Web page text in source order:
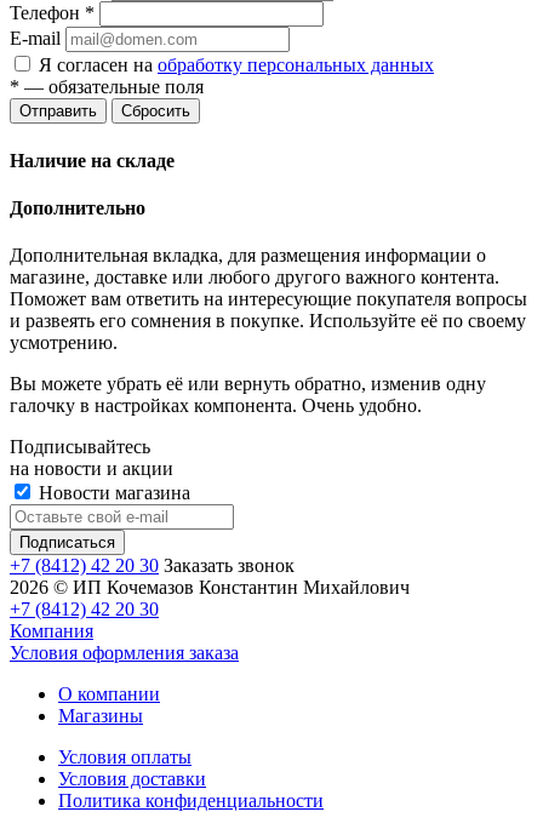
Телефон *
E-mail
Я согласен на обработку персональных данных
* — обязательные поля
Отправить Сбросить
Наличие на складе
Дополнительно
Дополнительная вкладка, для размещения информации о
магазине, доставке или любого другого важного контента.
Поможет вам ответить на интересующие покупателя вопросы
и развеять его сомнения в покупке. Используйте её по своему
усмотрению.
Вы можете убрать её или вернуть обратно, изменив одну
галочку в настройках компонента. Очень удобно.
Подписывайтесь
на новости и акции
Новости магазина
+7 (8412) 42 20 30 Заказать звонок
2026 © ИП Кочемазов Константин Михайлович
+7 (8412) 42 20 30
Компания
Условия оформления заказа
О компании
Магазины
Условия оплаты
Условия доставки
Политика конфиденциальности